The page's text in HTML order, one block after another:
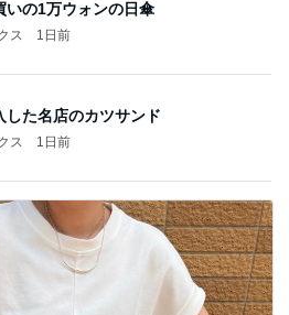
いの1万ウォンの日傘
ス 1日前
した名店のカツサンド
ス 1日前